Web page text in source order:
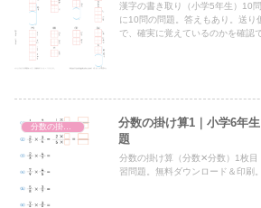
漢字の書き取り（小学5年生）10
に10問の問題。答えもあり。送り
で、確実に覚えているのかを確認
分数の掛け算（小6）
分数の掛け算1｜小学6年
題
分数の掛け算（分数✕分数）1枚
習問題。無料ダウンロード＆印刷。